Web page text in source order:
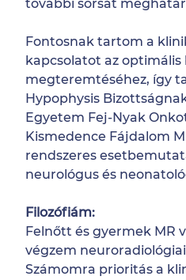
további sorsát
Fontosnak tartom a
kapcsolatot az
megteremtéséhez, így
Hypophysis
Egyetem Fej-Nyak
Kismedence Fájdalom
rendszeres
neurológus és
Filozófiám:
Felnőtt és gyermek MR
végzem
Számomra prioritás a